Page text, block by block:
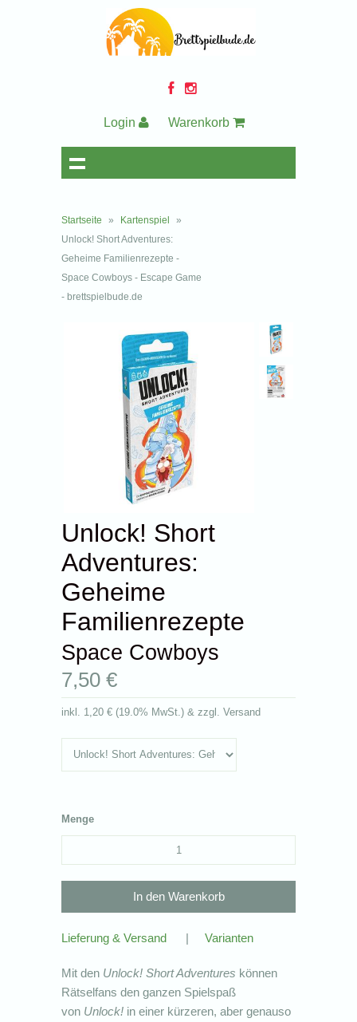
Login Warenkorb
Startseite » Kartenspiel
»
Unlock! Short Adventures:
Geheime Familienrezepte -
Space Cowboys - Escape Game
- brettspielbude.de
Unlock! Short
Adventures:
Geheime
Familienrezepte
Space Cowboys
7,50 €
inkl. 1,20 € (19.0% MwSt.) & zzgl. Versand
Menge
Lieferung & Versand | Varianten
Mit den Unlock! Short Adventures können
Rätselfans den ganzen Spielspaß
von Unlock! in einer kürzeren, aber genauso